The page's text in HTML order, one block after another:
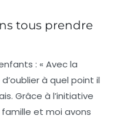
tous prendre
: « Avec la
à quel point il
Grâce à l’initiative
famille et moi avons